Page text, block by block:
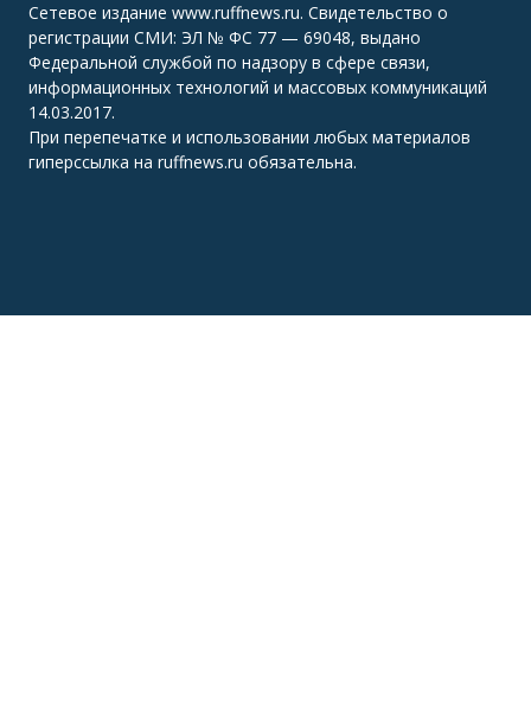
Сетевое издание www.ruffnews.ru. Свидетельство о
регистрации СМИ: ЭЛ № ФС 77 — 69048, выдано
Федеральной службой по надзору в сфере связи,
информационных технологий и массовых коммуникаций
14.03.2017.
При перепечатке и использовании любых материалов
гиперссылка на ruffnews.ru обязательна.